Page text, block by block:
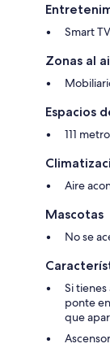
Smart
Zonas al
Espacios
111
Aire
Mascotas
No se
Si
ponte
que